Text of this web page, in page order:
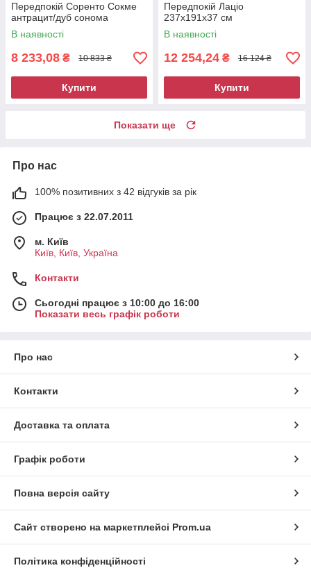
Передпокій Соренто Сокме
антрацит/дуб сонома
В наявності
8 233,08 ₴ 10 833 ₴
Купити
Передпокій Лаціо
237х191х37 см
В наявності
12 254,24 ₴ 16 124 ₴
Купити
Показати ще
Про нас
100% позитивних з 42 відгуків за рік
Працює з 22.07.2011
м. Київ
Київ, Київ, Україна
Контакти
Сьогодні працює з 10:00 до 16:00
Показати весь графік роботи
Про нас
Контакти
Доставка та оплата
Графік роботи
Повна версія сайту
Сайт створено на маркетплейсі Prom.ua
Політика конфіденційності